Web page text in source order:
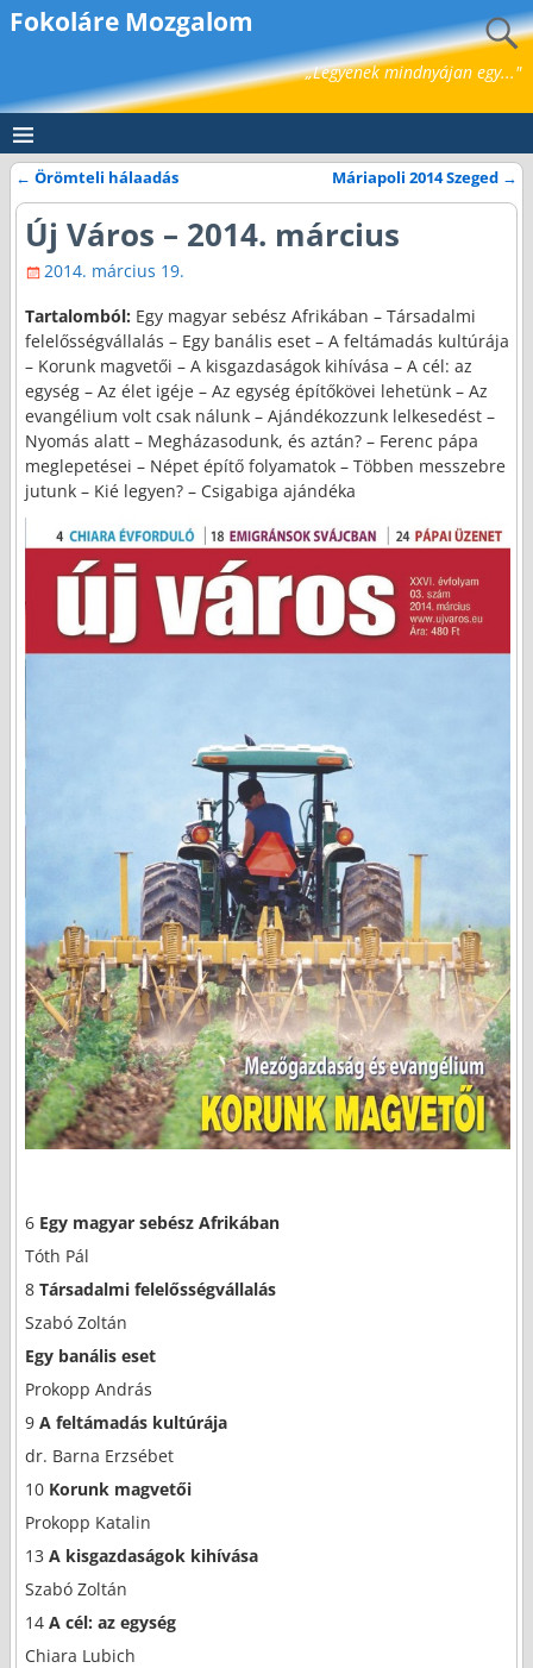
Fokoláre Mozgalom
„Legyenek mindnyájan egy..."
Bejegyzés navigáció
← Örömteli hálaadás Máriapoli 2014 Szeged →
Új Város – 2014. március
2014. március 19.
Tartalomból: Egy magyar sebész Afrikában – Társadalmi
felelősségvállalás – Egy banális eset – A feltámadás kultúrája
– Korunk magvetői – A kisgazdaságok kihívása – A cél: az
egység – Az élet igéje – Az egység építőkövei lehetünk – Az
evangélium volt csak nálunk – Ajándékozzunk lelkesedést –
Nyomás alatt – Megházasodunk, és aztán? – Ferenc pápa
meglepetései – Népet építő folyamatok – Többen messzebre
jutunk – Kié legyen? – Csigabiga ajándéka
6 Egy magyar sebész Afrikában
Tóth Pál
8 Társadalmi felelősségvállalás
Szabó Zoltán
Egy banális eset
Prokopp András
9 Afeltámadás kultúrája
dr. Barna Erzsébet
10 Korunk magvetői
Prokopp Katalin
13 Akisgazdaságok kihívása
Szabó Zoltán
14 Acél: az egység
Chiara Lubich